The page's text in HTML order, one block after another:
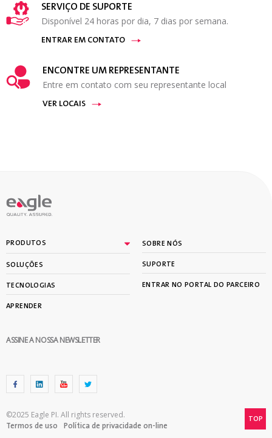
SERVIÇO DE SUPORTE
Disponível 24 horas por dia, 7 dias por semana.
ENTRAR EM CONTATO
ENCONTRE UM REPRESENTANTE
Entre em contato com seu representante local
VER LOCAIS
PRODUTOS
SOLUÇÕES
TECNOLOGIAS
APRENDER
SOBRE NÓS
SUPORTE
ENTRAR NO PORTAL DO PARCEIRO
ASSINE A NOSSA NEWSLETTER
TOP
©2025 Eagle PI. All rights reserved.
Termos de uso Política de privacidade on-line